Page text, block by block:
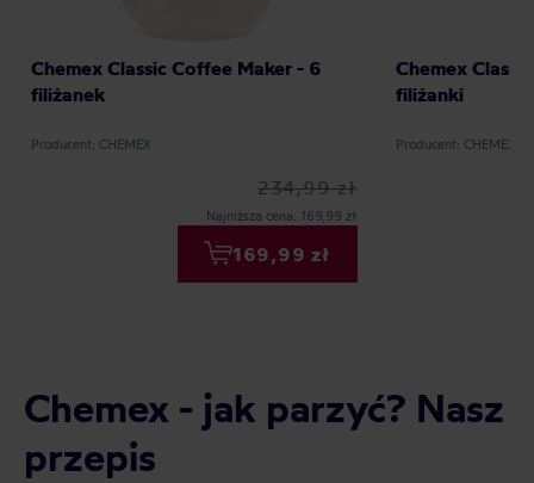
Chemex Classic Coffee Maker - 6
filiżanek
Producent: CHEMEX
234,99 zł
Najniższa cena: 169,99 zł
169,99 zł
Chemex
filiżanki
Producent: CHEMEX
Chemex - jak parzyć? Nasz
przepis